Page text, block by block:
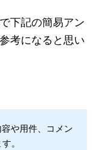
下記の簡易アン
考になると思い
や用件、コメン
。